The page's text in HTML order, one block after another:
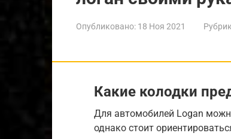
Опубликовано: 18 Ноя 2021
Какие колодки
Для автомобилей Logan
однако стоит